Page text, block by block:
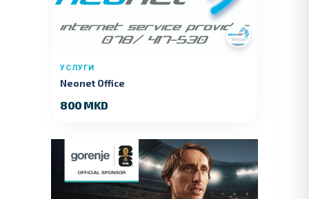
УСЛУГИ
Neonet Office
800 MKD